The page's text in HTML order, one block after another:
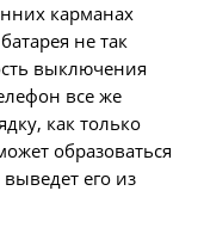
карманах
не так
выключения
все же
как только
образоваться
его из